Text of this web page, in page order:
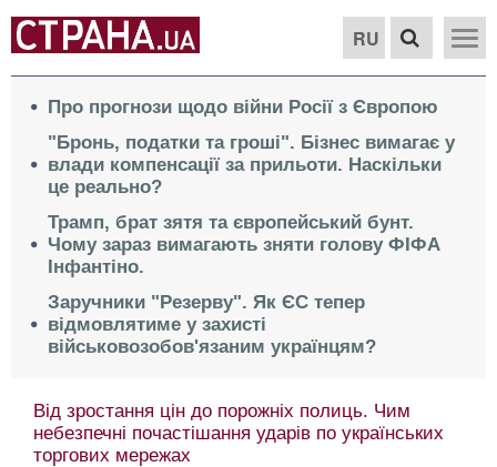
RU
Про прогнози щодо війни Росії з Європою
"Бронь, податки та гроші". Бізнес вимагає у
влади компенсації за прильоти. Наскільки
це реально?
Трамп, брат зятя та європейський бунт.
Чому зараз вимагають зняти голову ФІФА
Інфантіно.
Заручники "Резерву". Як ЄС тепер
відмовлятиме у захисті
військовозобов'язаним українцям?
Від зростання цін до порожніх полиць. Чим
небезпечні почастішання ударів по українських
торгових мережах